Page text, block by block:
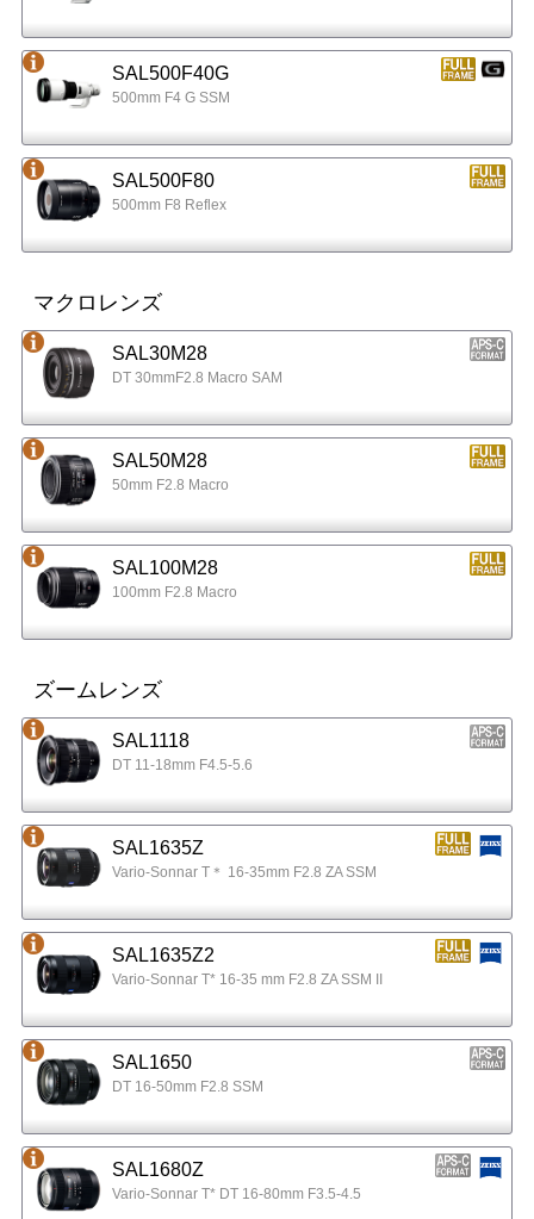
SAL500F40G
500mm F4 G SSM
SAL500F80
500mm F8 Reflex
マクロレンズ
SAL30M28
DT 30mmF2.8 Macro SAM
SAL50M28
50mm F2.8 Macro
SAL100M28
100mm F2.8 Macro
ズームレンズ
SAL1118
DT 11-18mm F4.5-5.6
SAL1635Z
Vario-Sonnar T＊ 16-35mm F2.8 ZA SSM
SAL1635Z2
Vario-Sonnar T* 16-35 mm F2.8 ZA SSM II
SAL1650
DT 16-50mm F2.8 SSM
SAL1680Z
Vario-Sonnar T* DT 16-80mm F3.5-4.5